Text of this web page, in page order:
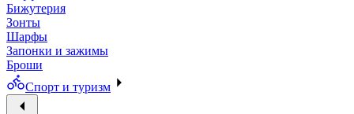
Бижутерия
Зонты
Шарфы
Запонки и зажимы
Броши
Спорт и туризм